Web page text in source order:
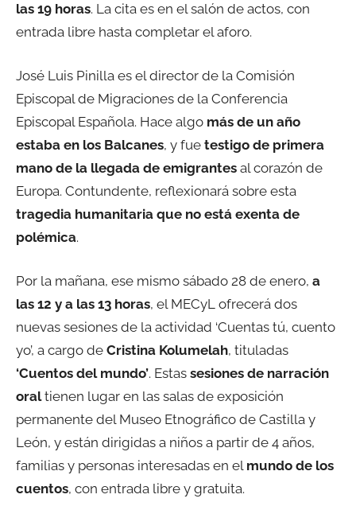
las 19 horas. La cita es en el salón de actos, con
entrada libre hasta completar el aforo.
José Luis Pinilla es el director de la Comisión
Episcopal de Migraciones de la Conferencia
Episcopal Española. Hace algo más de un año
estaba en los Balcanes, y fue testigo de primera
mano de la llegada de emigrantes al corazón de
Europa. Contundente, reflexionará sobre esta
tragedia humanitaria que no está exenta de
polémica.
Por la mañana, ese mismo sábado 28 de enero, a
las 12 y a las 13 horas, el MECyL ofrecerá dos
nuevas sesiones de la actividad ‘Cuentas tú, cuento
yo’, a cargo de Cristina Kolumelah, tituladas
‘Cuentos del mundo’. Estas sesiones de narración
oraltienen lugar en las salas de exposición
permanente del Museo Etnográfico de Castilla y
León, y están dirigidas a niños a partir de 4 años,
familias y personas interesadas en el mundo de los
cuentos, con entrada libre y gratuita.